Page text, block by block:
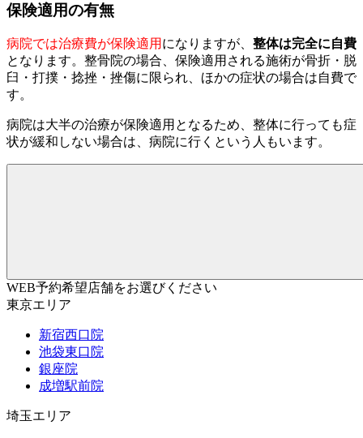
保険適用の有無
病院では治療費が保険適用 になりますが、 整体は完全に自費
となります。整骨院の場合、保険適用される施術が骨折・脱
臼・打撲・捻挫・挫傷に限られ、ほかの症状の場合は自費で
す。
病院は大半の治療が保険適用となるため、整体に行っても症
状が緩和しない場合は、病院に行くという人もいます。
WEB予約希望店舗をお選びください
東京エリア
新宿西口院
池袋東口院
銀座院
成増駅前院
埼玉エリア